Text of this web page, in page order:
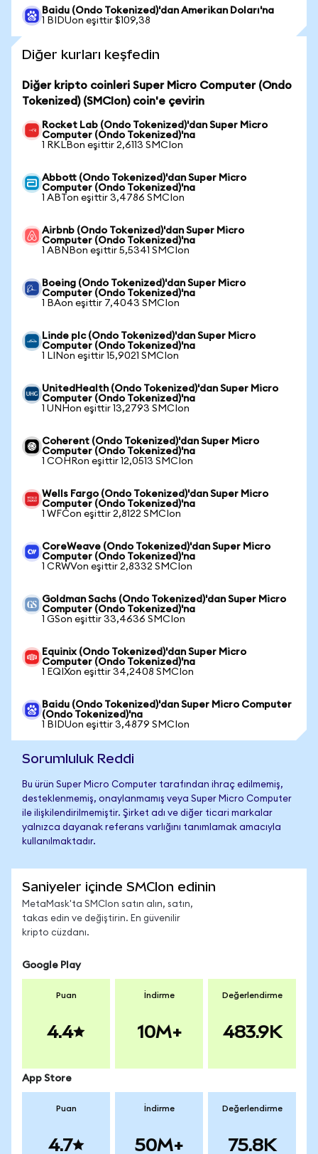
Baidu (Ondo Tokenized)'dan Amerikan Doları'na
1 BIDUon eşittir $109,38
Diğer kurları keşfedin
Diğer kripto coinleri Super Micro Computer (Ondo
Tokenized) (SMCIon) coin'e çevirin
Rocket Lab (Ondo Tokenized)'dan Super Micro
Computer (Ondo Tokenized)'na
1 RKLBon eşittir 2,6113 SMCIon
Abbott (Ondo Tokenized)'dan Super Micro
Computer (Ondo Tokenized)'na
1 ABTon eşittir 3,4786 SMCIon
Airbnb (Ondo Tokenized)'dan Super Micro
Computer (Ondo Tokenized)'na
1 ABNBon eşittir 5,5341 SMCIon
Boeing (Ondo Tokenized)'dan Super Micro
Computer (Ondo Tokenized)'na
1 BAon eşittir 7,4043 SMCIon
Linde plc (Ondo Tokenized)'dan Super Micro
Computer (Ondo Tokenized)'na
1 LINon eşittir 15,9021 SMCIon
UnitedHealth (Ondo Tokenized)'dan Super Micro
Computer (Ondo Tokenized)'na
1 UNHon eşittir 13,2793 SMCIon
Coherent (Ondo Tokenized)'dan Super Micro
Computer (Ondo Tokenized)'na
1 COHRon eşittir 12,0513 SMCIon
Wells Fargo (Ondo Tokenized)'dan Super Micro
Computer (Ondo Tokenized)'na
1 WFCon eşittir 2,8122 SMCIon
CoreWeave (Ondo Tokenized)'dan Super Micro
Computer (Ondo Tokenized)'na
1 CRWVon eşittir 2,8332 SMCIon
Goldman Sachs (Ondo Tokenized)'dan Super Micro
Computer (Ondo Tokenized)'na
1 GSon eşittir 33,4636 SMCIon
Equinix (Ondo Tokenized)'dan Super Micro
Computer (Ondo Tokenized)'na
1 EQIXon eşittir 34,2408 SMCIon
Baidu (Ondo Tokenized)'dan Super Micro Computer
(Ondo Tokenized)'na
1 BIDUon eşittir 3,4879 SMCIon
Sorumluluk Reddi
Bu ürün Super Micro Computer tarafından ihraç edilmemiş,
desteklenmemiş, onaylanmamış veya Super Micro Computer
ile ilişkilendirilmemiştir. Şirket adı ve diğer ticari markalar
yalnızca dayanak referans varlığını tanımlamak amacıyla
kullanılmaktadır.
Saniyeler içinde SMCIon edinin
MetaMask'ta SMCIon satın alın, satın,
takas edin ve değiştirin. En güvenilir
kripto cüzdanı.
Google Play
Puan
4.4
İndirme
10M+
Değerlendirme
483.9K
App Store
Puan
4.7
İndirme
50M+
Değerlendirme
75.8K